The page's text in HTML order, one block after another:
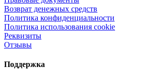
Возврат денежных средств
Политика конфиденциальности
Политика использования cookie
Реквизиты
Отзывы
Поддержка